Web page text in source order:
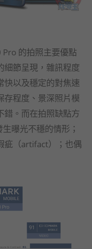
的拍照主要優點
細節呈現，雜訊程度
快以及穩定的對焦速
存程度、景深照片模
錯。而在拍照缺點方
曝光不穩的情形；
疵（artifact）；也偶